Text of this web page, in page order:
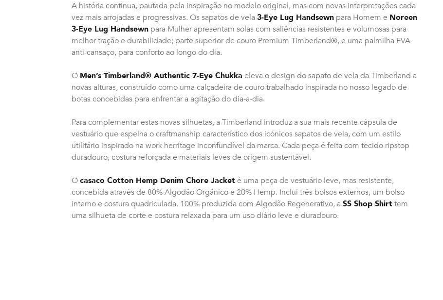
A história continua, pautada pela inspiração no modelo original, mas com novas interpretações cada
vez mais arrojadas e progressivas. Os sapatos de vela 3-Eye Lug Handsewn para Homem e Noreen
3-Eye Lug Handsewn para Mulher apresentam solas com saliências resistentes e volumosas para
melhor tração e durabilidade; parte superior de couro Premium Timberland®, e uma palmilha EVA
anti-cansaço, para conforto ao longo do dia.
O Men’s Timberland® Authentic 7-Eye Chukka eleva o design do sapato de vela da Timberland a
novas alturas, construído como uma calçadeira de couro trabalhado inspirada no nosso legado de
botas concebidas para enfrentar a agitação do dia-a-dia.
Para complementar estas novas silhuetas, a Timberland introduz a sua mais recente cápsula de
vestuário que espelha o craftmanship característico dos icónicos sapatos de vela, com um estilo
utilitário inspirado na work herritage inconfundível da marca. Cada peça é feita com tecido ripstop
duradouro, costura reforçada e materiais leves de origem sustentável.
Ocasaco Cotton Hemp Denim Chore Jacketé uma peça de vestuário leve, mas resistente,
concebida através de 80% Algodão Orgânico e 20% Hemp. Inclui três bolsos externos, um bolso
interno e costura quadriculada. 100% produzida com Algodão Regenerativo, a SS Shop Shirttem
uma silhueta de corte e costura relaxada para um uso diário leve e duradouro.